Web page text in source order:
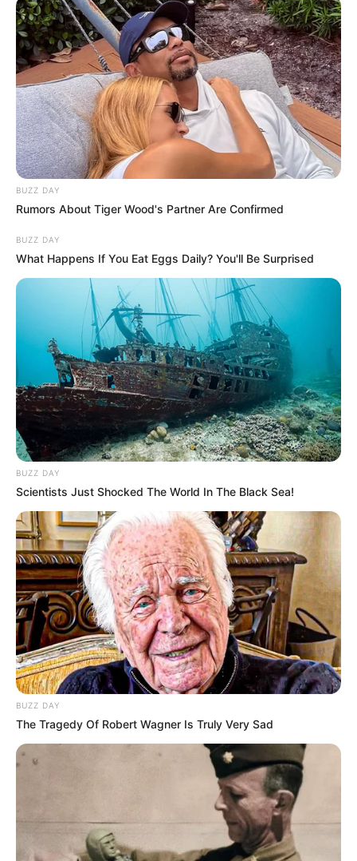
BUZZ DAY
Rumors About Tiger Wood's Partner Are Confirmed
BUZZ DAY
What Happens If You Eat Eggs Daily? You'll Be Surprised
BUZZ DAY
Scientists Just Shocked The World In The Black Sea!
BUZZ DAY
The Tragedy Of Robert Wagner Is Truly Very Sad